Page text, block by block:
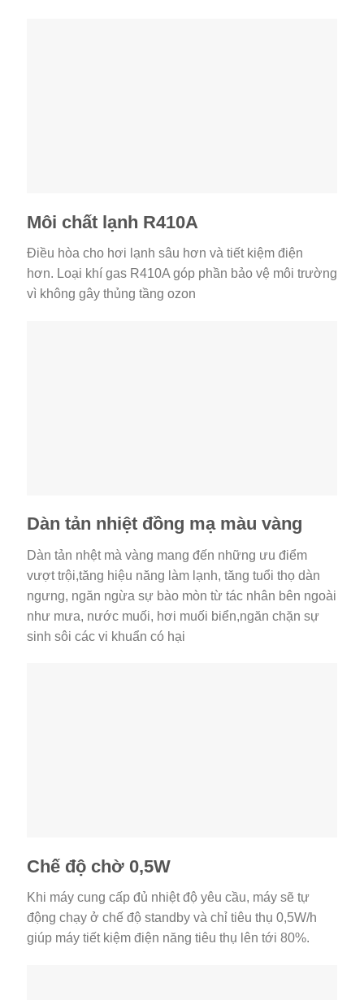
Môi chất lạnh R410A
Điều hòa cho hơi lạnh sâu hơn và tiết kiệm điện
hơn. Loại khí gas R410A góp phần bảo vệ môi trường
vì không gây thủng tầng ozon
Dàn tản nhiệt đồng mạ màu vàng
Dàn tản nhệt mà vàng mang đến những ưu điểm
vượt trội,tăng hiệu năng làm lạnh, tăng tuổi thọ dàn
ngưng, ngăn ngừa sự bào mòn từ tác nhân bên ngoài
như mưa, nước muối, hơi muối biển,ngăn chặn sự
sinh sôi các vi khuẩn có hại
Chế độ chờ 0,5W
Khi máy cung cấp đủ nhiệt độ yêu cầu, máy sẽ tự
động chạy ở chế độ standby và chỉ tiêu thụ 0,5W/h
giúp máy tiết kiệm điện năng tiêu thụ lên tới 80%.